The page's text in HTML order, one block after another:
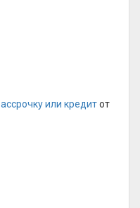
или кредитот